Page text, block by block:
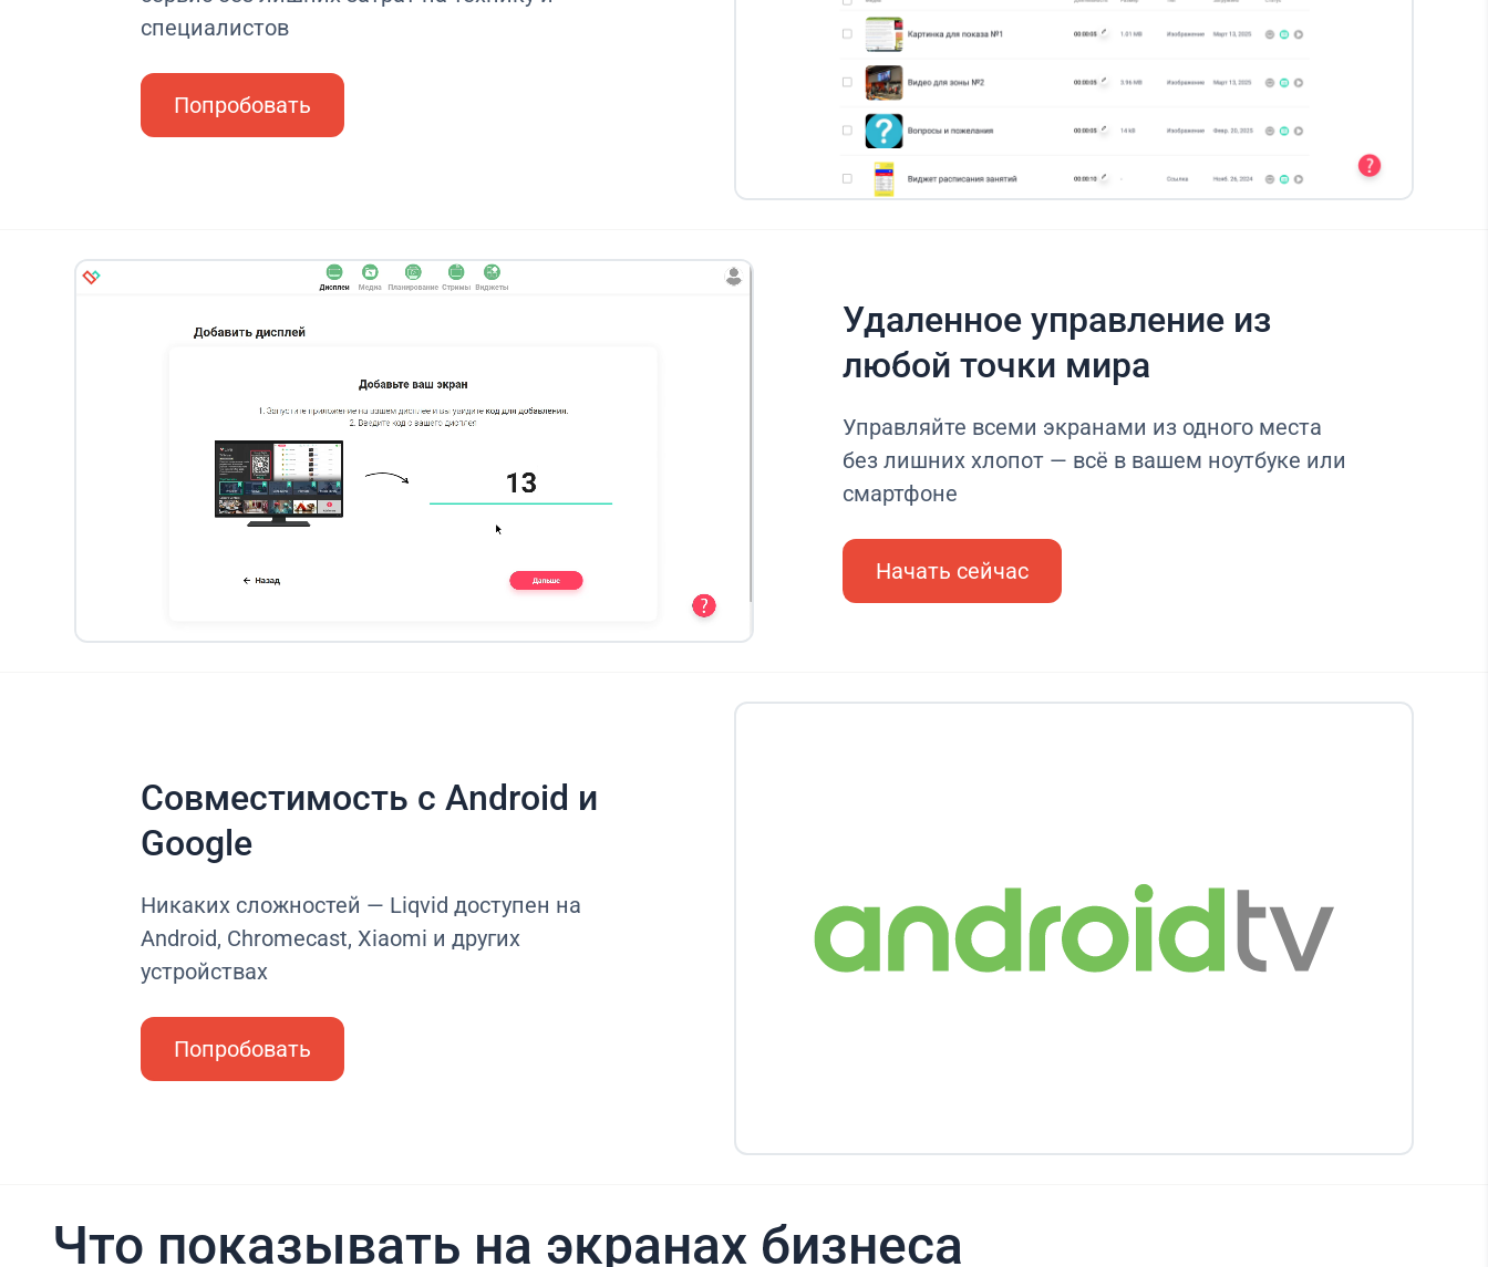
специалистов
Попробовать
Удаленное управление из
любой точки мира
Управляйте всеми экранами из одного места
без лишних хлопот — всё в вашем ноутбуке или
смартфоне
Начать сейчас
Совместимость с Android и
Google
Никаких сложностей — Liqvid доступен на
Android, Chromecast, Xiaomi и других
устройствах
Попробовать
Что показывать на экранах бизнеса